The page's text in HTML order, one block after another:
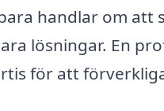
handlar om att
lösningar. En
för att